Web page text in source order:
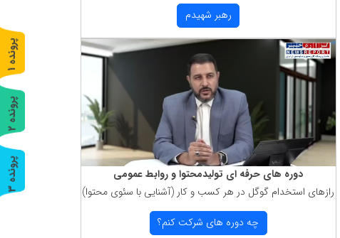
رهبر شهیدم
دوره های حرفه ای تولیدمحتوا و روابط عمومی
رازهای استخدام گوگل در هر كسب و كار (آشنایی با سئوی محتوا)
چه دوره های شركت كنم؟
پ
ر
و
ن
د
ه
1
پ
ر
و
ن
د
ه
2
پ
ر
و
ن
د
ه
3